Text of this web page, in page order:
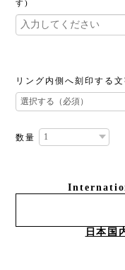
す)
リング内側へ刻印する文
数量
日本国